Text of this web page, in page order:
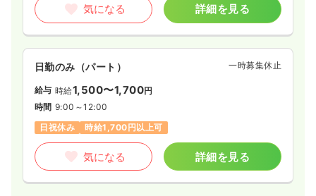
気になる 詳細を見る
日勤のみ（パート） 一時募集休止
給与 時給1,500〜1,700円
時間 9:00～12:00
日祝休み
時給1,700円以上可
気になる 詳細を見る